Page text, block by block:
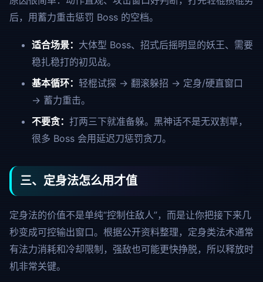
后，用蓄力重击惩罚 Boss 的空档。
适合场景： 大体型 Boss、招式后摇明显的妖王、需要
稳扎稳打的初见战。
基本循环： 轻棍试探 → 翻滚躲招 → 定身/硬直窗口
→ 蓄力重击。
不要贪： 打两三下就准备躲。黑神话不是无双割草，
很多 Boss 会用延迟刀惩罚贪刀。
三、定身法怎么用才值
定身法的价值不是单纯“控制住敌人”，而是让你把接下来几
秒变成可控输出窗口。根据公开资料整理，定身类法术通常
有法力消耗和冷却限制，强敌也可能更快挣脱，所以释放时
机非常关键。